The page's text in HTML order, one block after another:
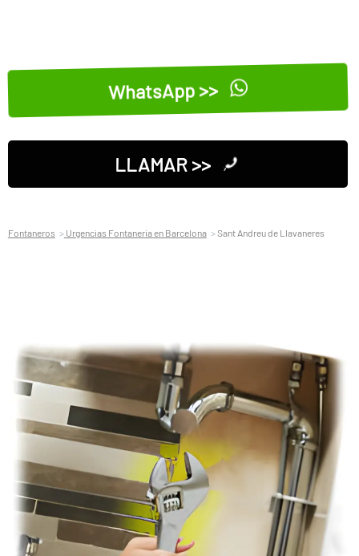
WhatsApp >>
LLAMAR >>
Fontaneros Urgencias Fontaneria en Barcelona Sant Andreu de Llavaneres